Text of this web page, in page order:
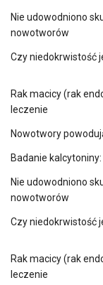
Nie udowodniono
nowotworów
Czy niedokrwistość
Rak macicy (rak
leczenie
Nowotwory
Badanie
Nie udowodniono
nowotworów
Czy niedokrwistość
Rak macicy (rak
leczenie